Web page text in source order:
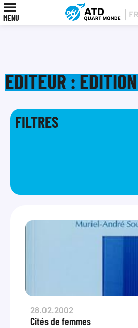
MENU
EDITEUR :
FILTRES
28.02.2002
Cités de femmes